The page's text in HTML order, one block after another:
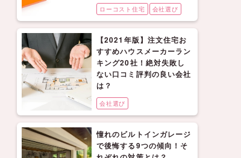
ローコスト住宅 会社選び
【2021年版】注文住宅お
すすめハウスメーカーラン
キング20社！絶対失敗し
ない口コミ評判の良い会社
は？
会社選び
憧れのビルトインガレージ
で後悔する9つの傾向！そ